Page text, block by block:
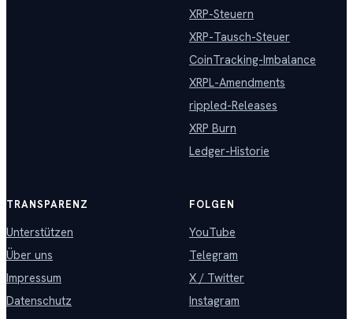
XRP-Steuern
XRP-Tausch-Steuer
CoinTracking-Imbalance
XRPL-Amendments
rippled-Releases
XRP Burn
Ledger-Historie
TRANSPARENZ
Unterstützen
Über uns
Impressum
Datenschutz
FOLGEN
YouTube
Telegram
X / Twitter
Instagram